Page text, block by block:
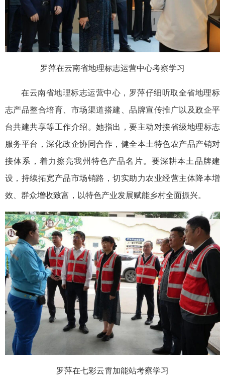
罗萍在云南省地理标志运营中心考察学习
在云南省地理标志运营中心，罗萍仔细听取全省地理标
志产品整合培育、市场渠道搭建、品牌宣传推广以及政企平
台共建共享等工作介绍。她指出，要主动对接省级地理标志
服务平台，深化政企协同合作，健全本土特色农产品产销对
接体系，着力擦亮我州特色产品名片。要深耕本土品牌建
设，持续拓宽产品市场销路，切实助力农业经营主体降本增
效、群众增收致富，以特色产业发展赋能乡村全面振兴。
罗萍在七彩云霄加能站考察学习